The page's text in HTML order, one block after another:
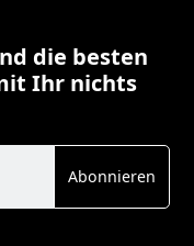
die besten
Ihr nichts
Abonnieren